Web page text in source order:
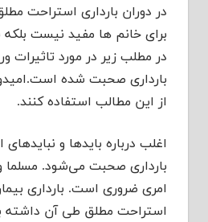
در دوران بارداری استراحت
برای خانم ها مفید نیست بلکه
در مطلب زیر در مورد تاثیرات
بارداری صحبت شده
از این مطالب استفاده کنند.
اغلب درباره باید‌ها و
بارداری صحبت می‌شود. مسلما
امری ضروری است. بارداری
استراحت مطلق طی آن داشته